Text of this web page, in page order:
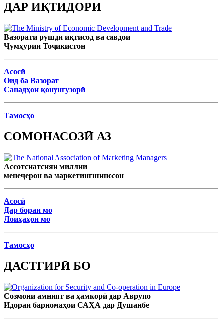
ДАР ИҚТИДОРИ
Вазорати рушди иқтисод ва савдои
Ҷумҳурии Тоҷикистон
Асосӣ
Оид ба Вазорат
Санадҳои қонунгузорӣ
Тамосҳо
СОМОНАСОЗӢ АЗ
Ассотсиатсияи миллии
менеҷерон ва маркетингшиносон
Асосӣ
Дар бораи мо
Лоиҳаҳои мо
Тамосҳо
ДАСТГИРӢ БО
Созмони амният ва ҳамкорӣ дар Аврупо
Идораи барномаҳои САҲА дар Душанбе